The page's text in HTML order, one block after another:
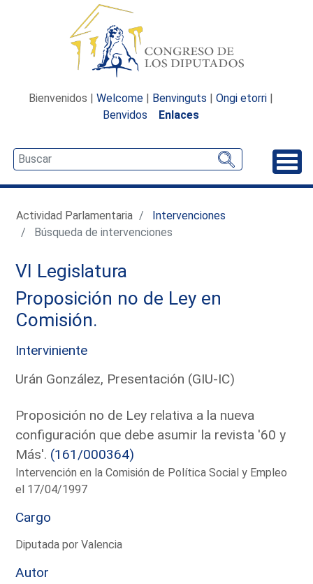
Bienvenidos | Welcome | Benvinguts | Ongi etorri |
Benvidos
Enlaces
Actividad Parlamentaria
Intervenciones
Búsqueda de intervenciones
VI Legislatura
Proposición no de Ley en
Comisión.
Interviniente
Urán González, Presentación (GIU-IC)
Proposición no de Ley relativa a la nueva
configuración que debe asumir la revista '60 y
Más'. (161/000364)
Intervención en la Comisión de Política Social y Empleo
el 17/04/1997
Cargo
Diputada por Valencia
Autor